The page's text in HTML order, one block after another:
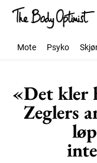
Mote Psyko
«Det kler
Zeglers